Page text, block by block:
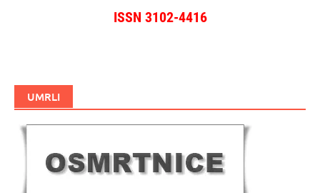
ISSN 3102-4416
UMRLI